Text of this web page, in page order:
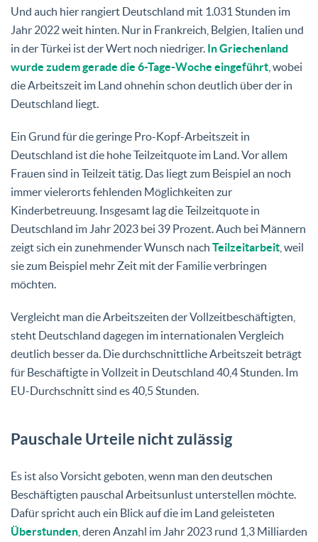
Und auch hier rangiert Deutschland mit 1.031 Stunden im
Jahr 2022 weit hinten. Nur in Frankreich, Belgien, Italien und
in der Türkei ist der Wert noch niedriger. In Griechenland
wurde zudem gerade die 6-Tage-Woche eingeführt , wobei
die Arbeitszeit im Land ohnehin schon deutlich über der in
Deutschland liegt.
Ein Grund für die geringe Pro-Kopf-Arbeitszeit in
Deutschland ist die hohe Teilzeitquote im Land. Vor allem
Frauen sind in Teilzeit tätig. Das liegt zum Beispiel an noch
immer vielerorts fehlenden Möglichkeiten zur
Kinderbetreuung. Insgesamt lag die Teilzeitquote in
Deutschland im Jahr 2023 bei 39 Prozent. Auch bei Männern
zeigt sich ein zunehmender Wunsch nach Teilzeitarbeit , weil
sie zum Beispiel mehr Zeit mit der Familie verbringen
möchten.
Vergleicht man die Arbeitszeiten der Vollzeitbeschäftigten,
steht Deutschland dagegen im internationalen Vergleich
deutlich besser da. Die durchschnittliche Arbeitszeit beträgt
für Beschäftigte in Vollzeit in Deutschland 40,4 Stunden. Im
EU-Durchschnitt sind es 40,5 Stunden.
Pauschale Urteile nicht zulässig
Es ist also Vorsicht geboten, wenn man den deutschen
Beschäftigten pauschal Arbeitsunlust unterstellen möchte.
Dafür spricht auch ein Blick auf die im Land geleisteten
Überstunden , deren Anzahl im Jahr 2023 rund 1,3 Milliarden